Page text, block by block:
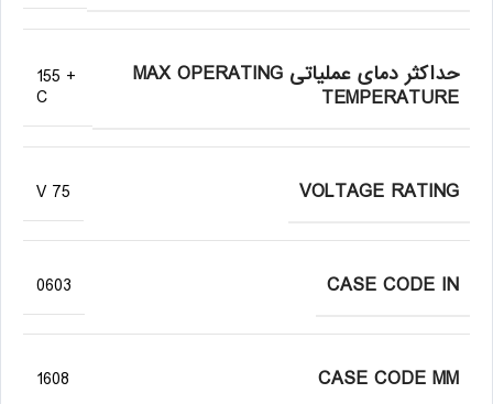
حداکثر دمای عملیاتی MAX OPERATING
TEMPERATURE
+ 155
C
VOLTAGE RATING
75 V
CASE CODE IN
0603
CASE CODE MM
1608